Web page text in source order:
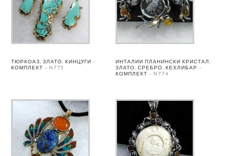
ТЮРКОАЗ, ЗЛАТО, КИНЦУГИ –
КОМПЛЕКТ – N775
ИНТАЛИИ ПЛАНИНСКИ КРИСТАЛ,
ЗЛАТО, СРЕБРО, КЕХЛИБАР –
КОМПЛЕКТ – N774